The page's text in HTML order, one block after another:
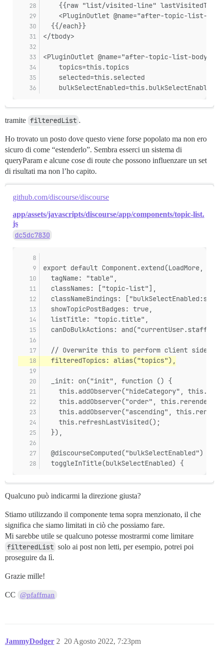
{{raw "list/visited-line"
<PluginOutlet @name="after-topic-list-
  {{/each}}
</tbody>
<PluginOutlet @name="after-topic-list-body"
    topics=this.topics
    selected=this.selected
    bulkSelectEnabled=this.bulkSelectEnabled
tramite filteredList .
Ho trovato un posto dove questo viene forse popolato ma non ero
sicuro di come “estenderlo”. Sembra esserci un sistema di
queryParam e alcune cose di route che possono influenzare un set
di risultati ma non l’ho capito.
github.com/discourse/discourse
app/assets/javascripts/discourse/app/components/topic-list.
js
dc5dc7830
export default Component.extend(LoadMore, {
  tagName: "table",
  classNames: ["topic-list"],
classNameBindings:
  showTopicPostBadges: true,
  listTitle: "topic.title",
canDoBulkActions: and("currentUser.staff",
// Overwrite this to perform client side
  filteredTopics: alias("topics"),
  _init: on("init", function () {
this.addObserver("hideCategory",
    this.addObserver("order", this.rerender);
this.addObserver("ascending",
    this.refreshLastVisited();
  }),
  @discourseComputed("bulkSelectEnabled")
  toggleInTitle(bulkSelectEnabled) {
Qualcuno può indicarmi la direzione giusta?
Stiamo utilizzando il componente tema sopra menzionato, il che
significa che siamo limitati in ciò che possiamo fare.
Mi sarebbe utile se qualcuno potesse mostrarmi come limitare
filteredList solo ai post non letti, per esempio, potrei poi
proseguire da lì.
Grazie mille!
CC @pfaffman
JammyDodger 20 Agosto 2022, 7:23pm
2